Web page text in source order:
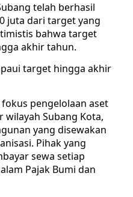
telah berhasil
juta dari target yang
bahwa target
akhir tahun.
target hingga akhir
pengelolaan aset
wilayah Subang Kota,
yang disewakan
Pihak yang
sewa setiap
Pajak Bumi dan